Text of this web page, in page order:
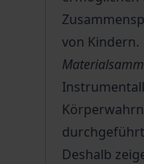
von Kindern.
Deshalb